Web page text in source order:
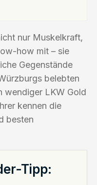
nur Muskelkraft,
how mit – sie
Gegenstände
belebten
wendiger LKW Gold
kennen die
besten
Tipp: